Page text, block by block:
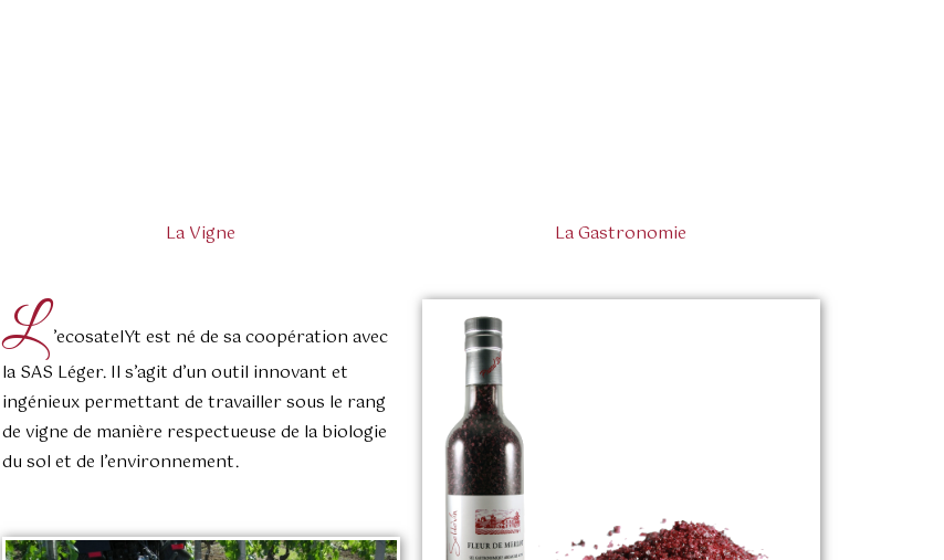
La Vigne
L ’ecosatelYt est né de sa coopération avec
la SAS Léger. Il s’agit d’un outil innovant et
ingénieux permettant de travailler sous le rang
de vigne de manière respectueuse de la biologie
du sol et de l’environnement.
La Gastronomie